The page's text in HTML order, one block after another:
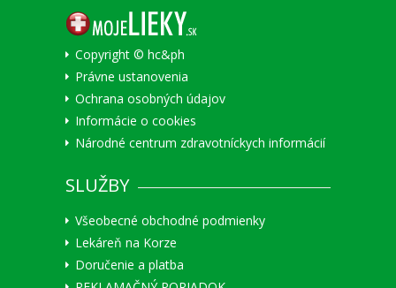
Copyright © hc&ph
Právne ustanovenia
Ochrana osobných údajov
Informácie o cookies
Národné centrum zdravotníckych informácií
SLUŽBY
Všeobecné obchodné podmienky
Lekáreň na Korze
Doručenie a platba